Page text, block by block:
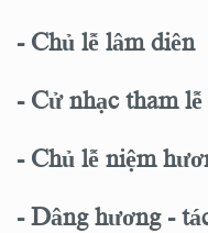
- Chủ lễ lâm diên
- Cử nhạc tham lễ
- Chủ lễ niệm
- Dâng hương -